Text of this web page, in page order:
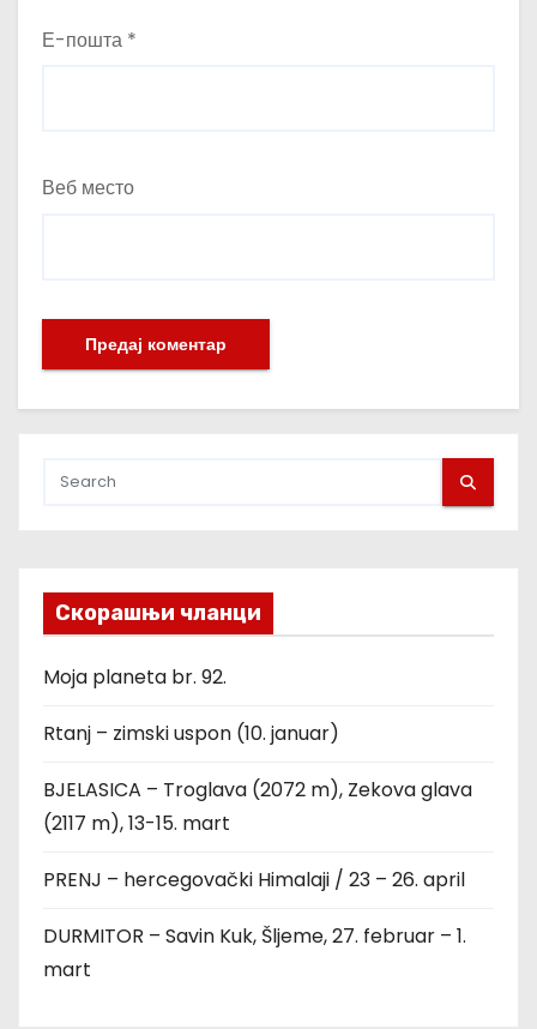
Е-пошта *
Веб место
Скорашњи чланци
Moja planeta br. 92.
Rtanj – zimski uspon (10. januar)
BJELASICA – Troglava (2072 m), Zekova glava
(2117 m), 13-15. mart
PRENJ – hercegovački Himalaji / 23 – 26. april
DURMITOR – Savin Kuk, Šljeme, 27. februar – 1.
mart